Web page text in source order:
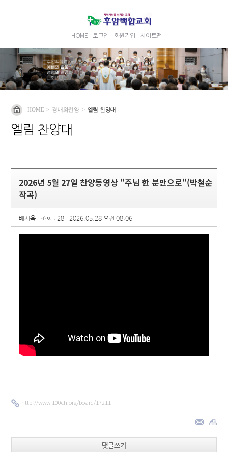
HOME 로그인 회원가입 사이트맵
HOME > 경배와찬양 > 엘림 찬양대
엘림 찬양대
2026년 5월 27일 찬양동영상 "주님 한 분만으로"(박철순
작곡)
배재욱 조회 : 28 2026.05.28 오전 08:06
http://www.100ch.org/board/17211
댓글쓰기